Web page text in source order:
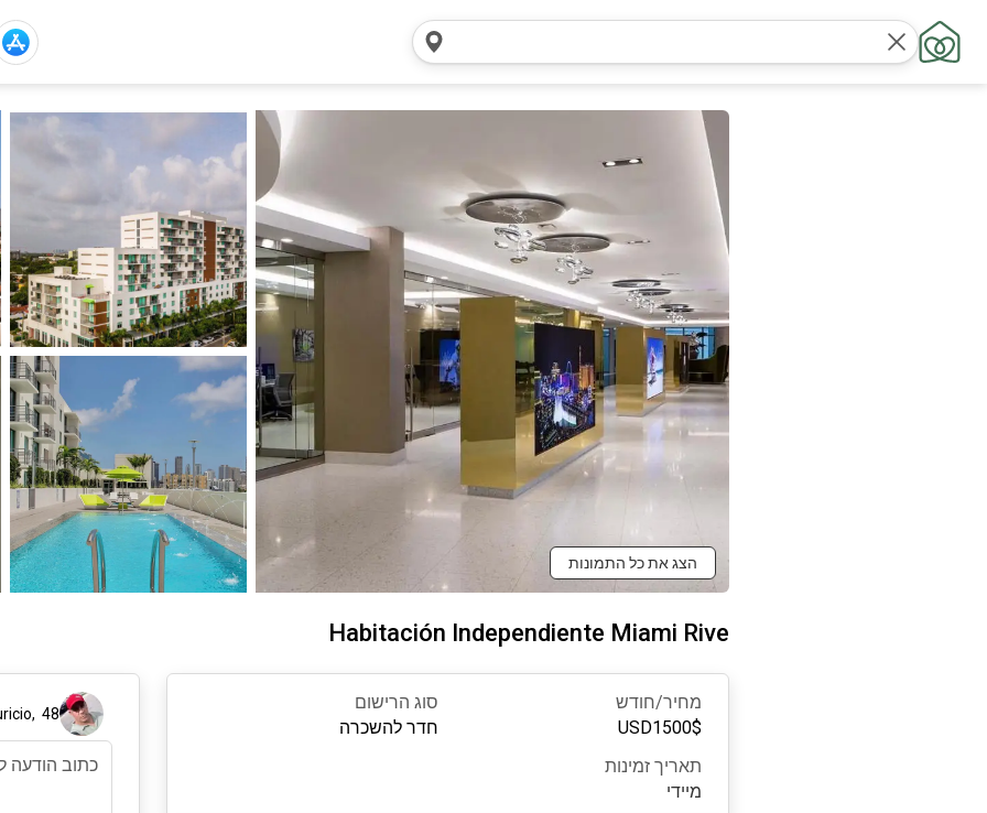
חפש
הצג את כל התמונות
Habitación Independiente Miami Rive
מחיר/חודש
$
1500
USD
סוג הרישום
חדר להשכרה
תאריך זמינות
מיידי
, 48